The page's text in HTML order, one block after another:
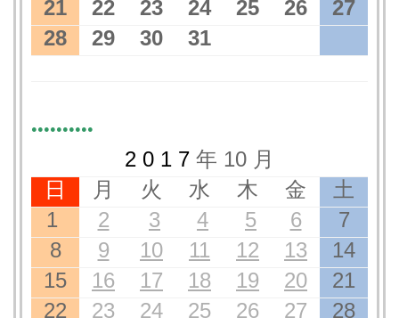
21
22 23 24 25 26
27
28
29 30 31
●●●●●●●●●●
2 0 1 7 年 10 月
日
月 火 水 木 金
土
1
2 3 4 5 6
7
8
9 10 11 12 13
14
15
16 17 18 19 20
21
22
23 24 25 26 27
28